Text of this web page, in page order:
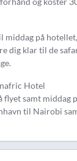
middag på
dig klar til de
Hotel
flyet samt middag
til Nairobi